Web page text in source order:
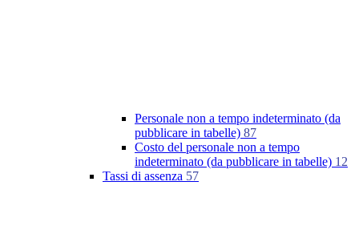
Personale non a tempo indeterminato (da
pubblicare in tabelle) 87
Costo del personale non a tempo
indeterminato (da pubblicare in tabelle) 12
Tassi di assenza 57